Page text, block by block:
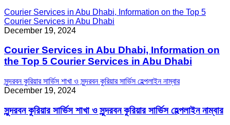
Courier Services in Abu Dhabi, Information on the Top 5
Courier Services in Abu Dhabi
December 19, 2024
Courier Services in Abu Dhabi, Information on
the Top 5 Courier Services in Abu Dhabi
সুন্দরবন কুরিয়ার সার্ভিস শাখা ও সুন্দরবন কুরিয়ার সার্ভিস হেল্পলাইন নাম্বার
December 19, 2024
সুন্দরবন কুরিয়ার সার্ভিস শাখা ও সুন্দরবন কুরিয়ার সার্ভিস হেল্পলাইন নাম্বার